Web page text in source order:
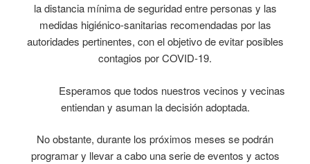
la distancia mínima de seguridad entre personas y las
medidas higiénico-sanitarias recomendadas por las
autoridades pertinentes, con el objetivo de evitar posibles
contagios por COVID-19.
Esperamos que todos nuestros vecinos y vecinas
entiendan y asuman la decisión adoptada.
No obstante, durante los próximos meses se podrán
programar y llevar a cabo una serie de eventos y actos